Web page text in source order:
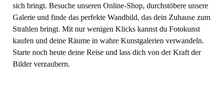
sich bringt. Besuche unseren Online-Shop, durchstöbere unsere
Galerie und finde das perfekte Wandbild, das dein Zuhause zum
Strahlen bringt. Mit nur wenigen Klicks kannst du Fotokunst
kaufen und deine Räume in wahre Kunstgalerien verwandeln.
Starte noch heute deine Reise und lass dich von der Kraft der
Bilder verzaubern.